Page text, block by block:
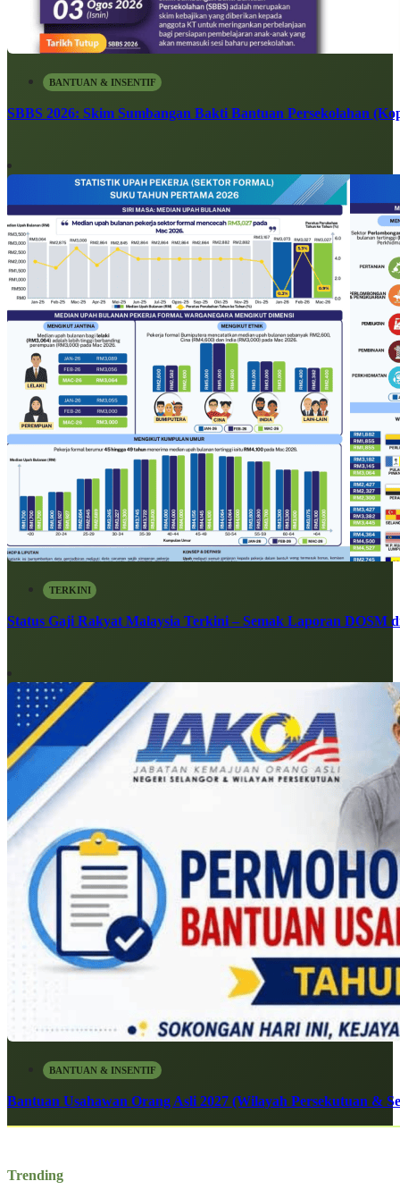
BANTUAN & INSENTIF
SBBS 2026: Skim Sumbangan Bakti Bantuan Persekolahan
TERKINI
Status Gaji Rakyat Malaysia Terkini – Semak Laporan DOSM
BANTUAN & INSENTIF
Bantuan Usahawan Orang Asli 2027 (Wilayah Persekutuan &
Trending